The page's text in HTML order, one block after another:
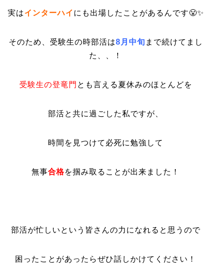
実はインターハイ にも出場したことがあるんです😤✨
そのため、受験生の時部活は8月中旬 まで続けてまし
た、、！
受験生の登竜門 とも言える夏休みのほとんどを
部活と共に過ごした私ですが、
時間を見つけて必死に勉強して
無事合格を掴み取ることが出来ました！
部活が忙しいという皆さんの力になれると思うので
困ったことがあったらぜひ話しかけてください！